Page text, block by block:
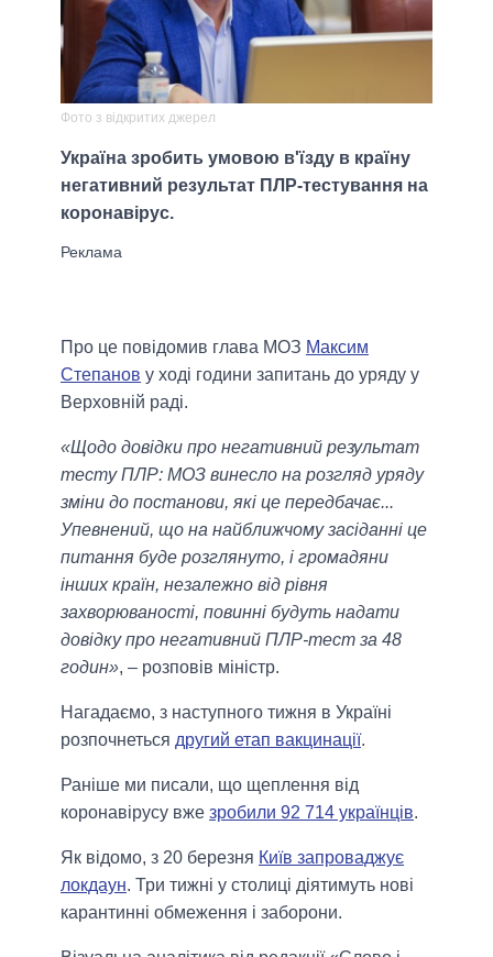
Фото з відкритих джерел
Україна зробить умовою в'їзду в країну
негативний результат ПЛР-тестування на
коронавірус.
Про це повідомив глава МОЗ Максим
Степанов у ході години запитань до уряду у
Верховній раді.
«Щодо довідки про негативний результат
тесту ПЛР: МОЗ винесло на розгляд уряду
зміни до постанови, які це передбачає...
Упевнений, що на найближчому засіданні це
питання буде розглянуто, і громадяни
інших країн, незалежно від рівня
захворюваності, повинні будуть надати
довідку про негативний ПЛР-тест за 48
годин», – розповів міністр.
Нагадаємо, з наступного тижня в Україні
розпочнеться другий етап вакцинації.
Раніше ми писали, що щеплення від
коронавірусу вже зробили 92 714 українців.
Як відомо, з 20 березня Київ запроваджує
локдаун. Три тижні у столиці діятимуть нові
карантинні обмеження і заборони.